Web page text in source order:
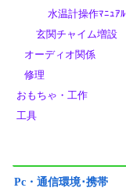
水温計操作ﾏﾆｭｱﾙ
玄関チャイム増設
オーディオ関係
修理
おもちゃ・工作
工具
Pc・通信環境･携帯